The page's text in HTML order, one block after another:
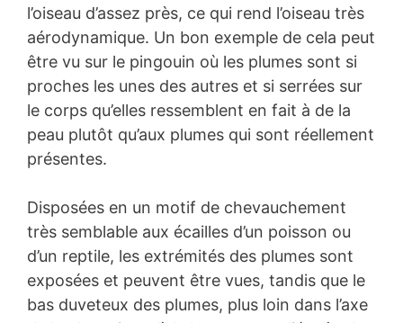
l’oiseau d’assez près, ce qui rend l’oiseau très
aérodynamique. Un bon exemple de cela peut
être vu sur le pingouin où les plumes sont si
proches les unes des autres et si serrées sur
le corps qu’elles ressemblent en fait à de la
peau plutôt qu’aux plumes qui sont réellement
présentes.
Disposées en un motif de chevauchement
très semblable aux écailles d’un poisson ou
d’un reptile, les extrémités des plumes sont
exposées et peuvent être vues, tandis que le
bas duveteux des plumes, plus loin dans l’axe